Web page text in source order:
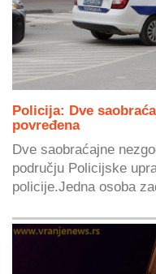
Policija: Dve
povređena
Dve saobraćajne
području Policijske
policije.Jedna osoba